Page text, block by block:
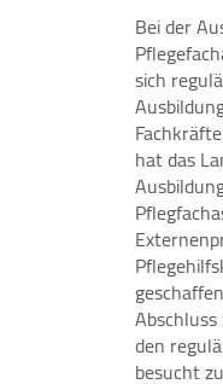
Bei der
sich
hat das
den
besucht
Zweck:
Der Google Tag
Statistik-Tools
andere
werden IP-
Google-Server
Cookie Laufzeit:
2 Jahre
EXTERNE
Inhalte von